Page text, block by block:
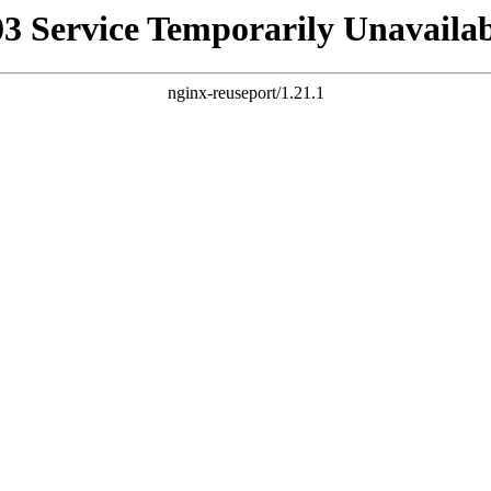
Service Temporarily
nginx-reuseport/1.21.1